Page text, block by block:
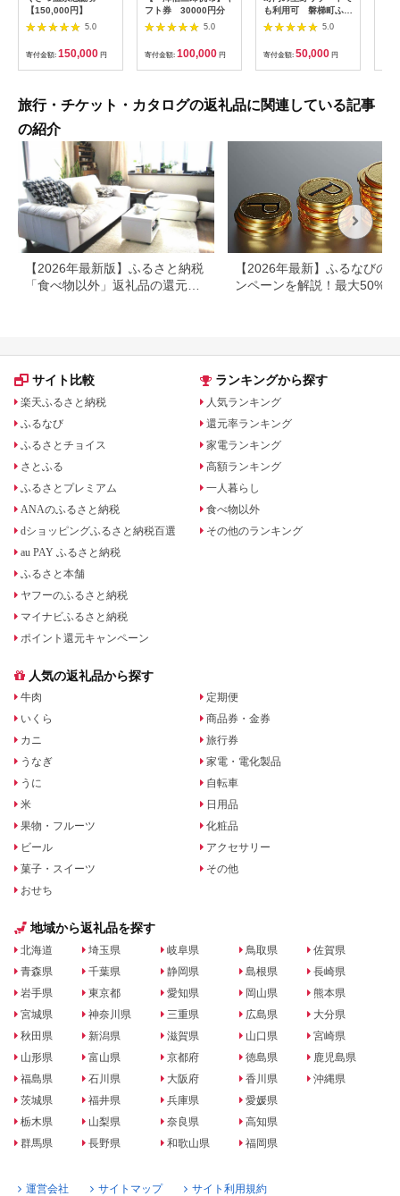
【150,000円】
5.0
寄付金額: 150,000 円
フト券 30000円分
5.0
寄付金額: 100,000 円
も利用可 磐梯町ふる
さと応援感謝券
（15,000円分）
5.0
寄付金額: 50,000 円
旅行・チケット・カタログの返礼品に関連している記事
の紹介
【2026年最新版】ふるさと納税
「食べ物以外」返礼品の還元率
【2026年最新】ふるなびの
ンペーンを解説！最大50%還
サイト比較
楽天ふるさと納税
ふるなび
ふるさとチョイス
さとふる
ふるさとプレミアム
ANAのふるさと納税
dショッピングふるさと納税百選
au PAY ふるさと納税
ふるさと本舗
ヤフーのふるさと納税
マイナビふるさと納税
ポイント還元キャンペーン
ランキングから探す
人気ランキング
還元率ランキング
家電ランキング
高額ランキング
一人暮らし
食べ物以外
その他のランキング
人気の返礼品から探す
牛肉
いくら
カニ
うなぎ
うに
米
果物・フルーツ
ビール
菓子・スイーツ
おせち
定期便
商品券・金券
旅行券
家電・電化製品
自転車
日用品
化粧品
アクセサリー
その他
地域から返礼品を探す
北海道
青森県
岩手県
宮城県
秋田県
山形県
福島県
茨城県
栃木県
群馬県
埼玉県
千葉県
東京都
神奈川県
新潟県
富山県
石川県
福井県
山梨県
長野県
岐阜県
静岡県
愛知県
三重県
滋賀県
京都府
大阪府
兵庫県
奈良県
和歌山県
鳥取県
島根県
岡山県
広島県
山口県
徳島県
香川県
愛媛県
高知県
福岡県
佐賀県
長崎県
熊本県
大分県
宮崎県
鹿児島県
沖縄県
運営会社 サイトマップ サイト利用規約